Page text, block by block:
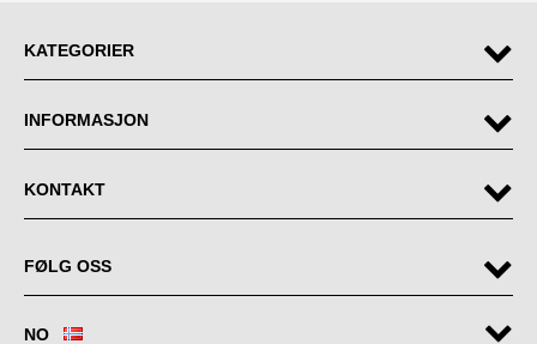
KATEGORIER
INFORMASJON
KONTAKT
FØLG OSS
NO